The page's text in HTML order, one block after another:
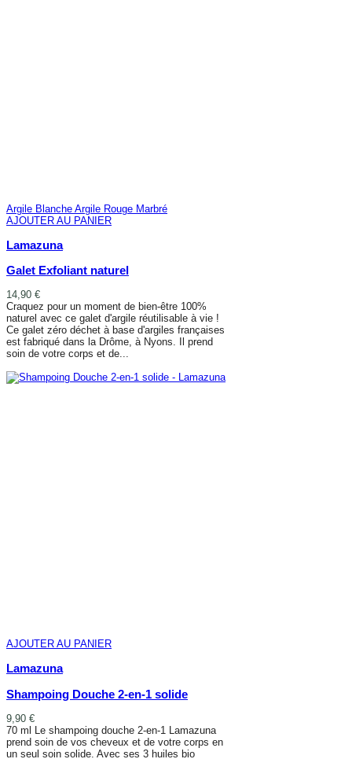
Argile Blanche Argile Rouge Marbré
AJOUTER AU PANIER
Lamazuna
Galet Exfoliant naturel
14,90 €
Craquez pour un moment de bien-être 100%
naturel avec ce galet d'argile réutilisable à vie !
Ce galet zéro déchet à base d'argiles françaises
est fabriqué dans la Drôme, à Nyons. Il prend
soin de votre corps et de...
AJOUTER AU PANIER
Lamazuna
Shampoing Douche 2-en-1 solide
9,90 €
70 ml Le shampoing douche 2-en-1 Lamazuna
prend soin de vos cheveux et de votre corps en
un seul soin solide. Avec ses 3 huiles bio